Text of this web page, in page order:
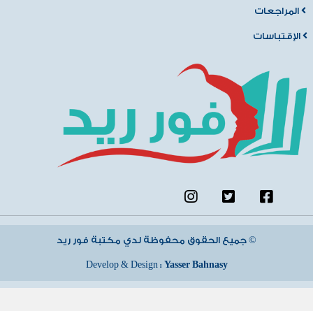
المراجعات
الإقتباسات
جميع الحقوق محفوظة لدي مكتبة فور ريد ©
Develop & Design : Yasser Bahnasy